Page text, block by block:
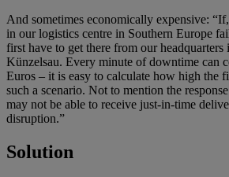
And sometimes economically expensive:
in our logistics centre in Southern Europe
first have to get there from our
Künzelsau. Every minute of downtime can
Euros – it is easy to calculate how high the
such a scenario. Not to mention the
may not be able to receive just-in-time
disruption.”
Solution